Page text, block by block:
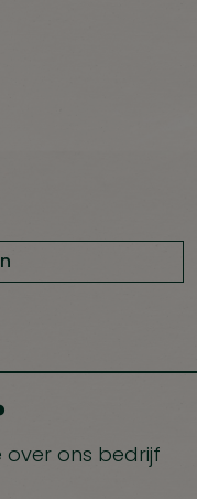
ons bedrijf